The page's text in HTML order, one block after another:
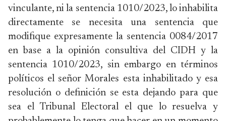
vinculante, ni la sentencia 1010/2023, lo inhabilita
directamente se necesita una sentencia que
modifique expresamente la sentencia 0084/2017
en base a la opinión consultiva del CIDH y la
sentencia 1010/2023, sin embargo en términos
políticos el señor Morales esta inhabilitado y esa
resolución o definición se esta dejando para que
sea el Tribunal Electoral el que lo resuelva y